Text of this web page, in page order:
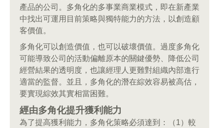
產品的公司。多角化的多事業商業模式，即在新產業
中找出可運用目前策略與獨特能力的方法，以創造顧
客價值。
多角化可以創造價值，也可以破壞價值。過度多角化
可能導致公司的活動偏離原本的關鍵優勢、降低公司
經營結果的透明度，也讓經理人更難對組織內部進行
適當的監督。並且，多角化的潛在綜效容易被高估，
要實現綜效其實相當困難。
經由多角化提升獲利能力
為了提高獲利能力，多角化策略必須達到：（1）較